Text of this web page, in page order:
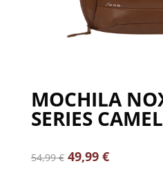
MOCHILA
SERIES CAMEL
54,99€ 49,99 €